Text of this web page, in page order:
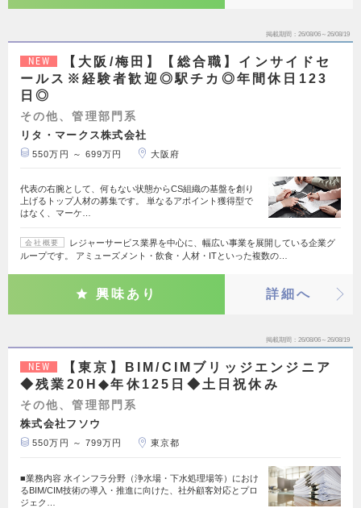
掲載期間 26/08/06～26/08/19
NEW
【大阪/梅田】【総合職】インサイドセ
ールス※経験者歓迎◎駅チカ◎年間休日123
日◎
その他、管理部門系
リタ・マークス株式会社
550万円 ～ 699万円 大阪府
代表の右腕として、何もない状態からCS組織の基盤を創り
上げるトップ人材の募集です。 単なるアポイント獲得型で
はなく、マーケ…
会社概要
レジャーサービス業界を中心に、幅広い事業を展開している企業グ
ループです。 アミューズメント・飲食・人材・ITといった複数の…
興味あり 詳細へ
掲載期間 26/08/06～26/08/19
NEW
【東京】BIM/CIMブリッジエンジニア
◆残業20H◆年休125日◆土日祝休み
その他、管理部門系
株式会社フソウ
550万円 ～ 799万円 東京都
■業務内容 水インフラ分野（浄水場・下水処理場等）におけ
るBIM/CIM技術の導入・推進に向けた、社外顧客対応とプロ
ジェク…